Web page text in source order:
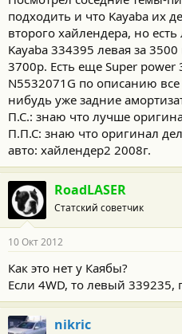
подходить и что Kayaba их
второго хайлендера, но
Kayaba 334395 левая за
3700р. Есть еще Super power
N5532071G по описанию
нибудь уже задние
П.С.: знаю что лучше
П.П.С: знаю что оригинал
авто: хайлендер2 2008г.
RoadLASER
Статский советчик
10 Окт 2012
Как это нет у Каябы?
Если 4WD, то левый
nikric